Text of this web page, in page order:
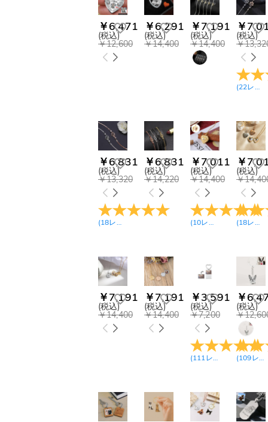
￥6,471
(税込)
￥12,600
￥6,291
(税込)
￥14,400
￥7,191
(税込)
￥14,400
￥
(税込)
￥
(22レビュー
￥6,831
(税込)
￥13,320
(18レビュー
￥6,831
(税込)
￥14,220
￥7,011
(税込)
￥14,400
(10レビュー
￥
(税込)
￥
(18レビュー
￥7,191
(税込)
￥14,400
￥7,191
(税込)
￥14,400
￥3,591
(税込)
￥7,200
(111レビュー )
￥
(税込)
￥
(109レビュー